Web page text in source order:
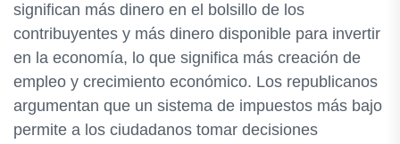
significan más dinero en el bolsillo de los
contribuyentes y más dinero disponible para invertir
en la economía, lo que significa más creación de
empleo y crecimiento económico. Los republicanos
argumentan que un sistema de impuestos más bajo
permite a los ciudadanos tomar decisiones